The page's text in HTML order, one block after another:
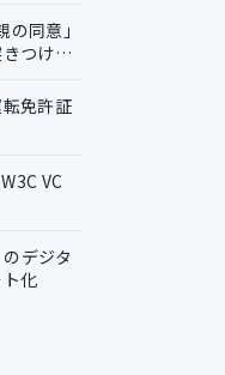
同意」
つける
免許証
VC
デジタ
化